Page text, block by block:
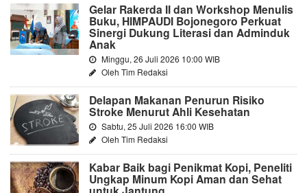
Gelar Rakerda II dan Workshop Menulis
Buku, HIMPAUDI Bojonegoro Perkuat
Sinergi Dukung Literasi dan Adminduk
Anak
Minggu, 26 Juli 2026 10:00 WIB
Oleh Tim Redaksi
Delapan Makanan Penurun Risiko
Stroke Menurut Ahli Kesehatan
Sabtu, 25 Juli 2026 16:00 WIB
Oleh Tim Redaksi
Kabar Baik bagi Penikmat Kopi, Peneliti
Ungkap Minum Kopi Aman dan Sehat